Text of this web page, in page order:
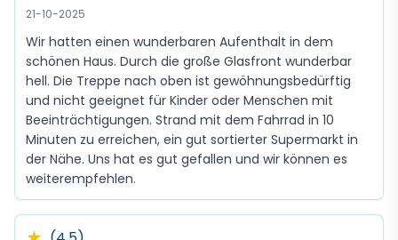
21-10-2025
Wir hatten einen wunderbaren Aufenthalt in dem
schönen Haus. Durch die große Glasfront wunderbar
hell. Die Treppe nach oben ist gewöhnungsbedürftig
und nicht geeignet für Kinder oder Menschen mit
Beeinträchtigungen. Strand mit dem Fahrrad in 10
Minuten zu erreichen, ein gut sortierter Supermarkt in
der Nähe. Uns hat es gut gefallen und wir können es
weiterempfehlen.